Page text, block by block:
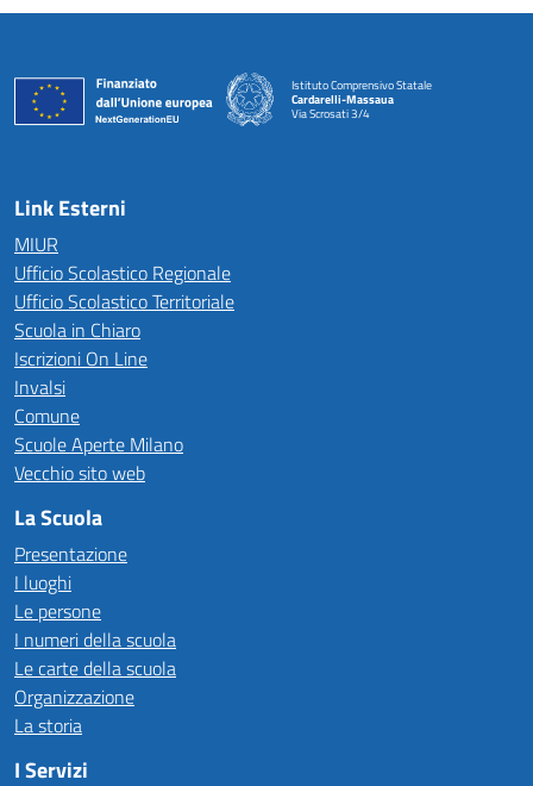
Istituto Comprensivo Statale
Cardarelli-Massaua
Via Scrosati 3/4
Link Esterni
MIUR
Ufficio Scolastico Regionale
Ufficio Scolastico Territoriale
Scuola in Chiaro
Iscrizioni On Line
Invalsi
Comune
Scuole Aperte Milano
Vecchio sito web
La Scuola
Presentazione
I luoghi
Le persone
I numeri della scuola
Le carte della scuola
Organizzazione
La storia
I Servizi